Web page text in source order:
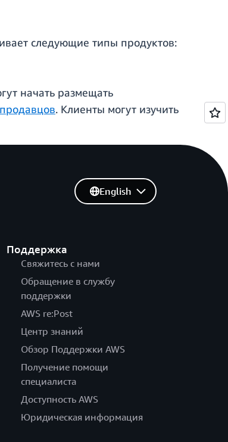
следующие типы продуктов:
начать размещать
. Клиенты могут изучить
Поддержка
Свяжитесь с нами
Обращение в службу
поддержки
AWS re:Post
Центр знаний
Обзор Поддержки AWS
Получение помощи
специалиста
Доступность AWS
Юридическая информация
English